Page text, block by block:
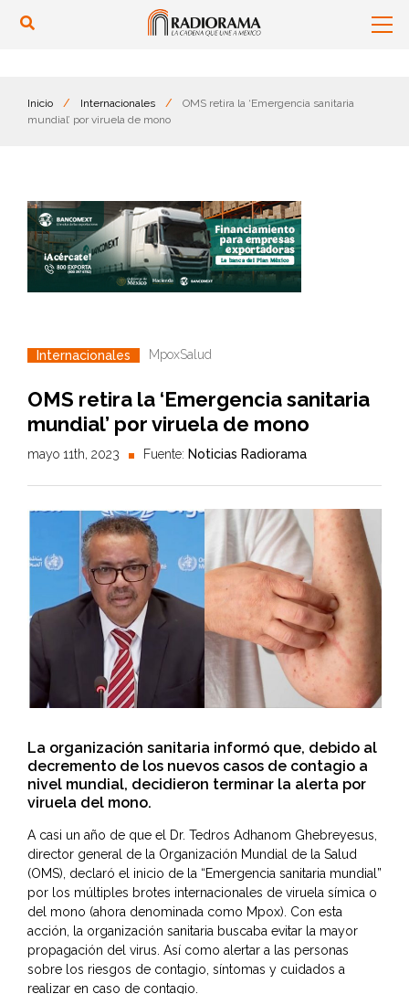
Inicio / Internacionales /
OMS retira la ‘Emergencia sanitaria
mundial’ por viruela de mono
Internacionales MpoxSalud
OMS retira la ‘Emergencia sanitaria
mundial’ por viruela de mono
mayo 11th, 2023 Fuente: Noticias Radiorama
La organización sanitaria informó que, debido al
decremento de los nuevos casos de contagio a
nivel mundial, decidieron terminar la alerta por
viruela del mono.
A casi un año de que el Dr. Tedros Adhanom Ghebreyesus,
director general de la Organización Mundial de la Salud
(OMS), declaró el inicio de la “Emergencia sanitaria mundial”
por los múltiples brotes internacionales de viruela símica o
del mono (ahora denominada como Mpox). Con esta
acción, la organización sanitaria buscaba evitar la mayor
propagación del virus. Así como alertar a las personas
sobre los riesgos de contagio, síntomas y cuidados a
realizar en caso de contagio.